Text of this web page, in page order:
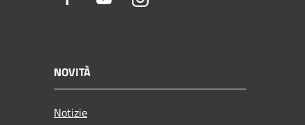
NOVITÀ
Notizie